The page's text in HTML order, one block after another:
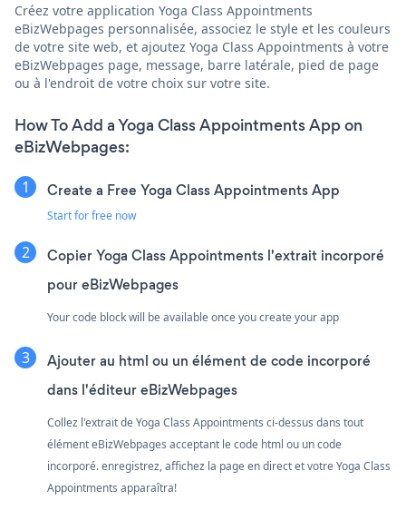
Créez votre application Yoga Class Appointments
eBizWebpages personnalisée, associez le style et les couleurs
de votre site web, et ajoutez Yoga Class Appointments à votre
eBizWebpages page, message, barre latérale, pied de page
ou à l'endroit de votre choix sur votre site.
How To Add a Yoga Class Appointments App on
eBizWebpages:
Create a Free Yoga Class Appointments App
Start for free now
Copier Yoga Class Appointments l'extrait incorporé
pour eBizWebpages
Your code block will be available once you create your app
Ajouter au html ou un élément de code incorporé
dans l'éditeur eBizWebpages
Collez l'extrait de Yoga Class Appointments ci-dessus dans tout
élément eBizWebpages acceptant le code html ou un code
incorporé. enregistrez, affichez la page en direct et votre Yoga Class
Appointments apparaîtra!